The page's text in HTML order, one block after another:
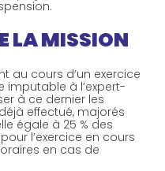
LA MISSION
au cours d’un exercice
à l’expert-
à ce dernier les
effectué, majorés
égale à 25 % des
l’exercice en cours
en cas de